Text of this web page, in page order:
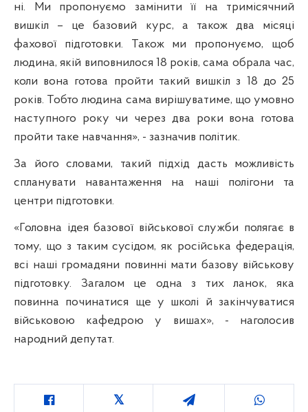
ні. Ми пропонуємо замінити її на тримісячний
вишкіл – це базовий курс, а також два місяці
фахової підготовки. Також ми пропонуємо, щоб
людина, якій виповнилося 18 років, сама обрала час,
коли вона готова пройти такий вишкіл з 18 до 25
років. Тобто людина сама вирішуватиме, що умовно
наступного року чи через два роки вона готова
пройти таке навчання», - зазначив політик.
За його словами, такий підхід дасть можливість
спланувати навантаження на наші полігони та
центри підготовки.
«Головна ідея базової військової служби полягає в
тому, що з таким сусідом, як російська федерація,
всі наші громадяни повинні мати базову військову
підготовку. Загалом це одна з тих ланок, яка
повинна починатися ще у школі й закінчуватися
військовою кафедрою у вишах», - наголосив
народний депутат.